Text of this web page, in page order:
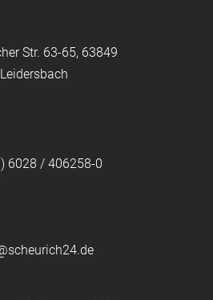
Str. 63-65, 63849
Leidersbach
6028 / 406258-0